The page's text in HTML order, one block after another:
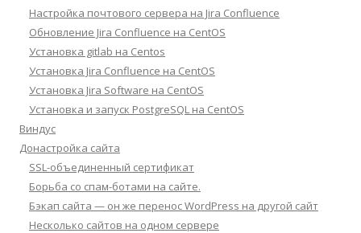
Настройка почтового сервера на Jira Confluence
Обновление Jira Confluence на CentOS
Установка gitlab на Centos
Установка Jira Confluence на CentOS
Установка Jira Software на CentOS
Установка и запуск PostgreSQL на CentOS
Виндус
Донастройка сайта
SSL-объединенный сертификат
Борьба со спам-ботами на сайте.
Бэкап сайта — он же перенос WordPress на другой сайт
Несколько сайтов на одном сервере